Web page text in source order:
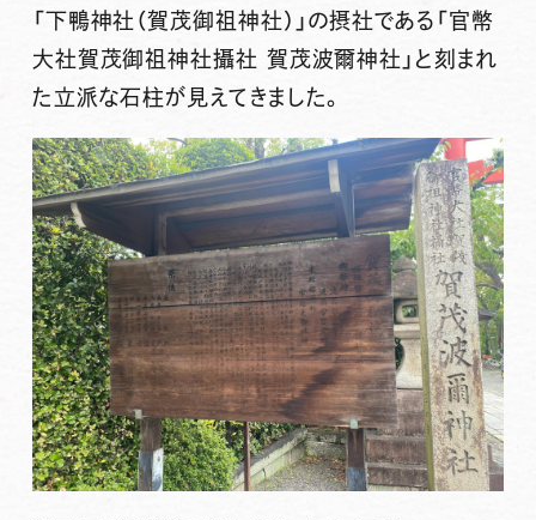
「下鴨神社（賀茂御祖神社）」の摂社である「官幣
大社賀茂御祖神社攝社 賀茂波爾神社 」と刻まれ
た立派な石柱が見えてきました。